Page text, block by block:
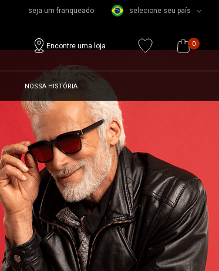
seja um franqueado selecione seu país
Encontre uma loja 0
NOSSA HISTÓRIA